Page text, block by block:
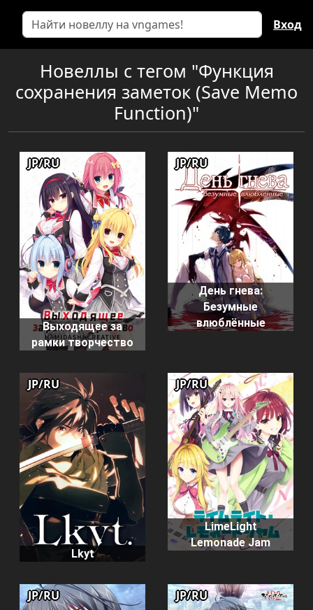
Вход
Новеллы с тегом "Функция
сохранения заметок (Save Memo
Function)"
Выходящее за
рамки творчество
JP/RU
День гнева:
Безумные
влюблённые
JP/RU
Lkyt
JP/RU
LimeLight
Lemonade Jam
JP/RU
JP/RU JP/RU